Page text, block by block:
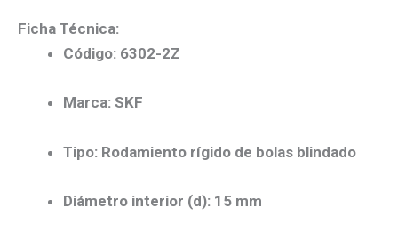
Ficha Técnica:
Código: 6302-2Z
Marca: SKF
Tipo: Rodamiento rígido de bolas blindado
Diámetro interior (d): 15 mm